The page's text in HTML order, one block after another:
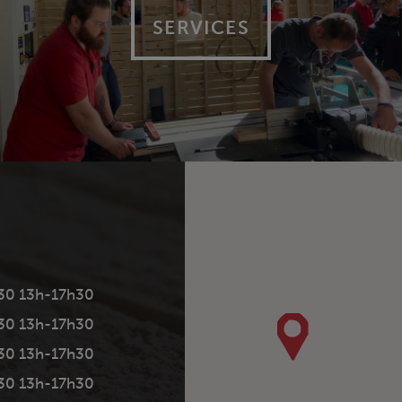
SERVICES
13h-17h30
13h-17h30
13h-17h30
13h-17h30